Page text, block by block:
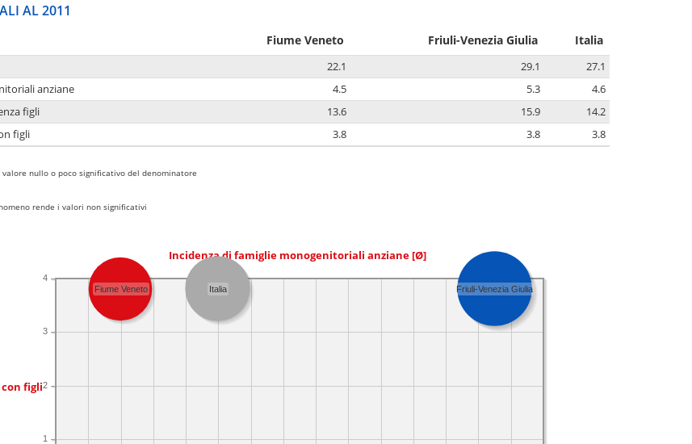
AL 2011
Fiume Veneto Friuli-Venezia Giulia Italia
22.1 29.1
27.1
anziane
4.5 5.3
4.6
figli
13.6 15.9
14.2
figli
3.8 3.8 3.8
nullo o poco significativo del denominatore
rende i valori non significativi
Incidenza di famiglie monogenitoriali anziane [Ø]
figli
1
2
3
4
Friuli-Venezia Giulia
Italia
Fiume Veneto